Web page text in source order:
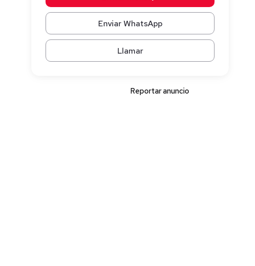
Enviar WhatsApp
Llamar
Reportar anuncio